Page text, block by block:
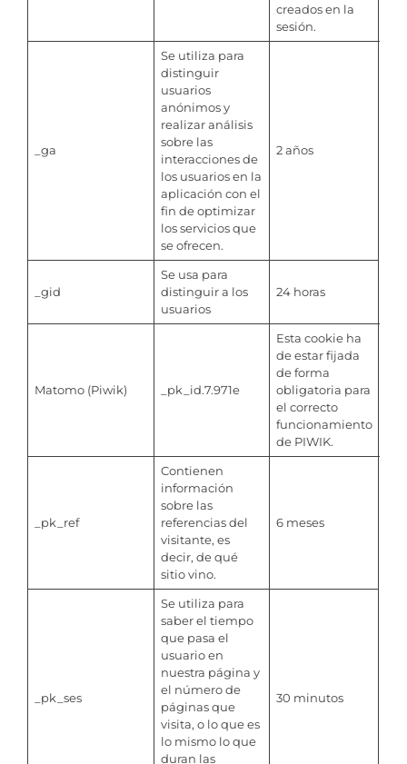
creados en la
sesión.
_ga
Se utiliza para
distinguir
usuarios
anónimos y
realizar análisis
sobre las
interacciones de
los usuarios en la
aplicación con el
fin de optimizar
los servicios que
se ofrecen.
2 años
_gid
Se usa para
distinguir a los
usuarios
24 horas
Matomo (Piwik) _pk_id.7.971e
Esta cookie ha
de estar fijada
de forma
obligatoria para
el correcto
funcionamiento
de PIWIK.
_pk_ref
Contienen
información
sobre las
referencias del
visitante, es
decir, de qué
sitio vino.
6 meses
_pk_ses
Se utiliza para
saber el tiempo
que pasa el
usuario en
nuestra página y
el número de
páginas que
visita, o lo que es
lo mismo lo que
duran las
30 minutos